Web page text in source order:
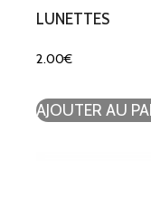
LUNETTES
2.00€
AJOUTER AU